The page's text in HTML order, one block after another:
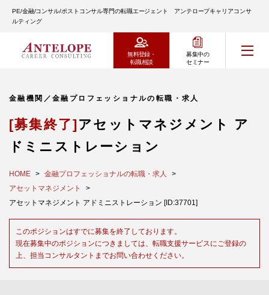
PE/金融/コンサル/ポストコンサル専門の転職エージェント アンテロープキャリアコンサ
ルティング
無料登録・
転職相談
募集中の
セミナー
金融機関／金融プロフェッショナルの転職・求人
[募集終了] アセットマネジメント ア
ドミニストレーション
HOME
金融プロフェッショナルの転職・求人
アセットマネジメント
アセットマネジメント アドミニストレーション [ID:37701]
このポジションはすでに募集を終了しております。
現在募集中のポジションにつきましては、転職支援サービスにご登録の
上、担当コンサルタントまでお問い合わせください。